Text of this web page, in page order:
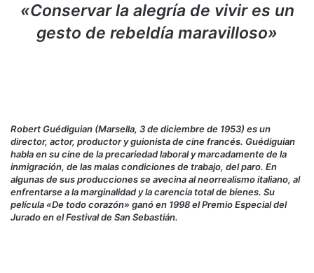
«Conservar la alegría de vivir es un
gesto de rebeldía maravilloso»
Robert Guédiguian​ (Marsella, 3 de diciembre de 1953) es un
director, actor, productor y guionista de cine francés. Guédiguian
habla en su cine de la precariedad laboral y marcadamente de la
inmigración, de las malas condiciones de trabajo, del paro. En
algunas de sus producciones se avecina al neorrealismo italiano, al
enfrentarse a la marginalidad y la carencia total de bienes. Su
película «De todo corazón» ganó en 1998 el Premio Especial del
Jurado en el Festival de San Sebastián.